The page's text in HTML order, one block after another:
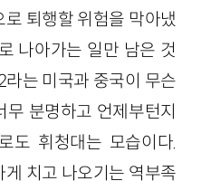
퇴행할 위험을 막아냈
나아가는 일만 남은 것
는 미국과 중국이 무슨
무 분명하고 언제부턴지
도 휘청대는 모습이다.
치고 나오기는 역부족